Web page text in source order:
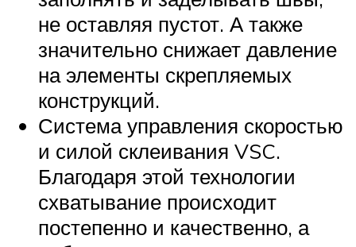
не оставляя пустот. А также
значительно снижает давление
на элементы скрепляемых
конструкций.
Система управления скоростью
и силой склеивания VSC.
Благодаря этой технологии
схватывание происходит
постепенно и качественно, а